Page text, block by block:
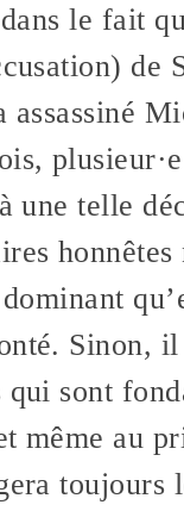
le fait
de
une telle
Sinon,
sont
même au
toujours